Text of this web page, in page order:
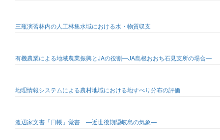
三瓶演習林内の人工林集水域における水・物質収支
有機農業による地域農業振興とJAの役割—JA島根おおち石見支所の場合—
地理情報システムによる農村地域における地すべり分布の評価
渡辺家文書「日帳」覚書 —近世後期隠岐島の気象—